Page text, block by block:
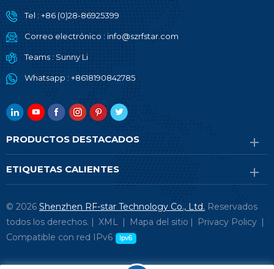
Tel : +86 (0)28-86925399
Correo electrónico : info@szrfstar.com
Teams : Sunny Li
Whatsapp : +8618190842785
PRODUCTOS DESTACADOS
ETIQUETAS CALIENTES
© 2026 Shenzhen RF-star Technology Co., Ltd. Reservados
todos los derechos. | XML | Mapa del sitio | Privacy Policy |
Compatible con red IPv6